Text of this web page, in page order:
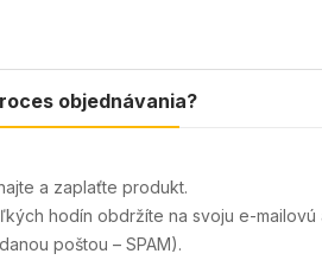
objednávania?
a zaplaťte produkt.
hodín obdržíte na svoju e-
poštou – SPAM).